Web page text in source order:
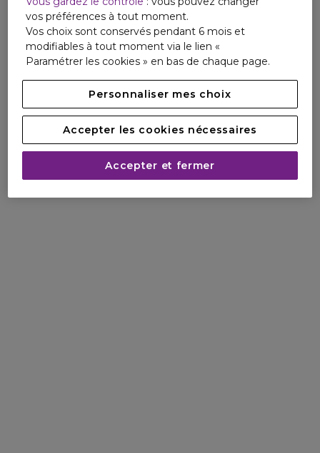
vos préférences à tout moment.
Vos choix sont conservés pendant 6 mois et
modifiables à tout moment via le lien «
Paramétrer les cookies » en bas de chaque page.
Personnaliser mes choix
Accepter les cookies nécessaires
Accepter et fermer